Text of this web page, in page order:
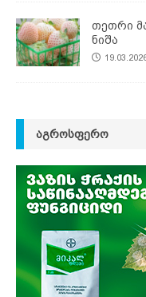
თეთრი
ნიშა
ᲐᲒᲠᲝᲡᲤᲔᲠᲝ